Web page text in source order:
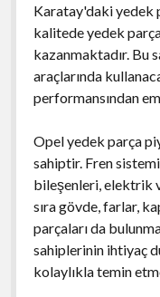
Karatay'daki yedek
kalitede yedek
kazanmaktadır. Bu
araçlarında
performansından
Opel yedek parça
sahiptir. Fren
bileşenleri, elektrik
sıra gövde, farlar,
parçaları da
sahiplerinin ihtiyaç
kolaylıkla temin